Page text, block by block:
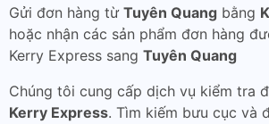
Gửi đơn hàng từ Tuyên Quang bằng
hoặc nhận các sản phẩm đơn hàng
Kerry Express sang Tuyên Quang
Chúng tôi cung cấp dịch vụ kiểm tra
Kerry Express. Tìm kiếm bưu cục và